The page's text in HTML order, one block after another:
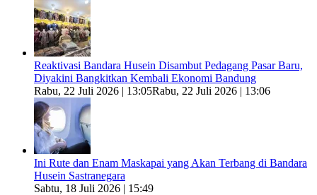
Reaktivasi Bandara Husein Disambut Pedagang Pasar Baru,
Diyakini Bangkitkan Kembali Ekonomi Bandung
Rabu, 22 Juli 2026 | 13:05Rabu, 22 Juli 2026 | 13:06
Ini Rute dan Enam Maskapai yang Akan Terbang di Bandara
Husein Sastranegara
Sabtu, 18 Juli 2026 | 15:49